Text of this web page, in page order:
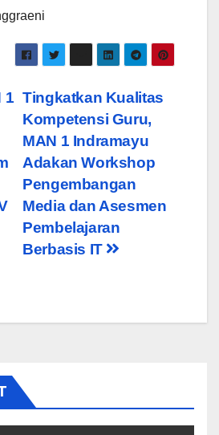
Tingkatkan Kualitas
Kompetensi Guru,
MAN 1 Indramayu
Adakan Workshop
Pengembangan
Media dan Asesmen
Pembelajaran
Berbasis IT
1